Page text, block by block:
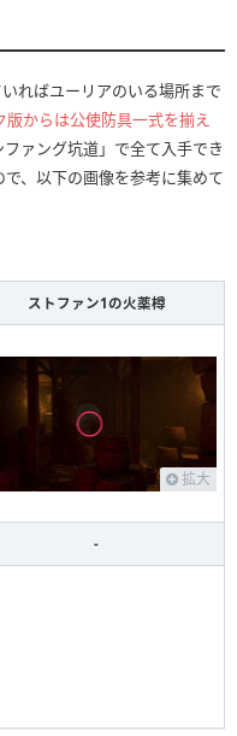
ればユーリアのいる場所まで
版からは公使防具一式を揃え
ァング坑道」で全て入手でき
、以下の画像を参考に集めて
ストファン1の火薬樽
拡大
-